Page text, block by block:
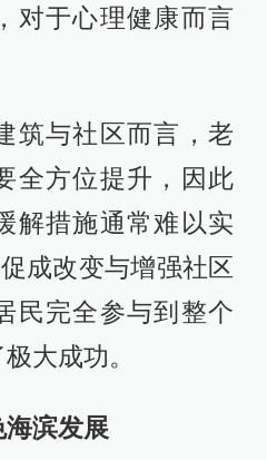
对于心理健康而言
筑与社区而言，老
全方位提升，因此
解措施通常难以实
成改变与增强社区
民完全参与到整个
大成功。
滨发展